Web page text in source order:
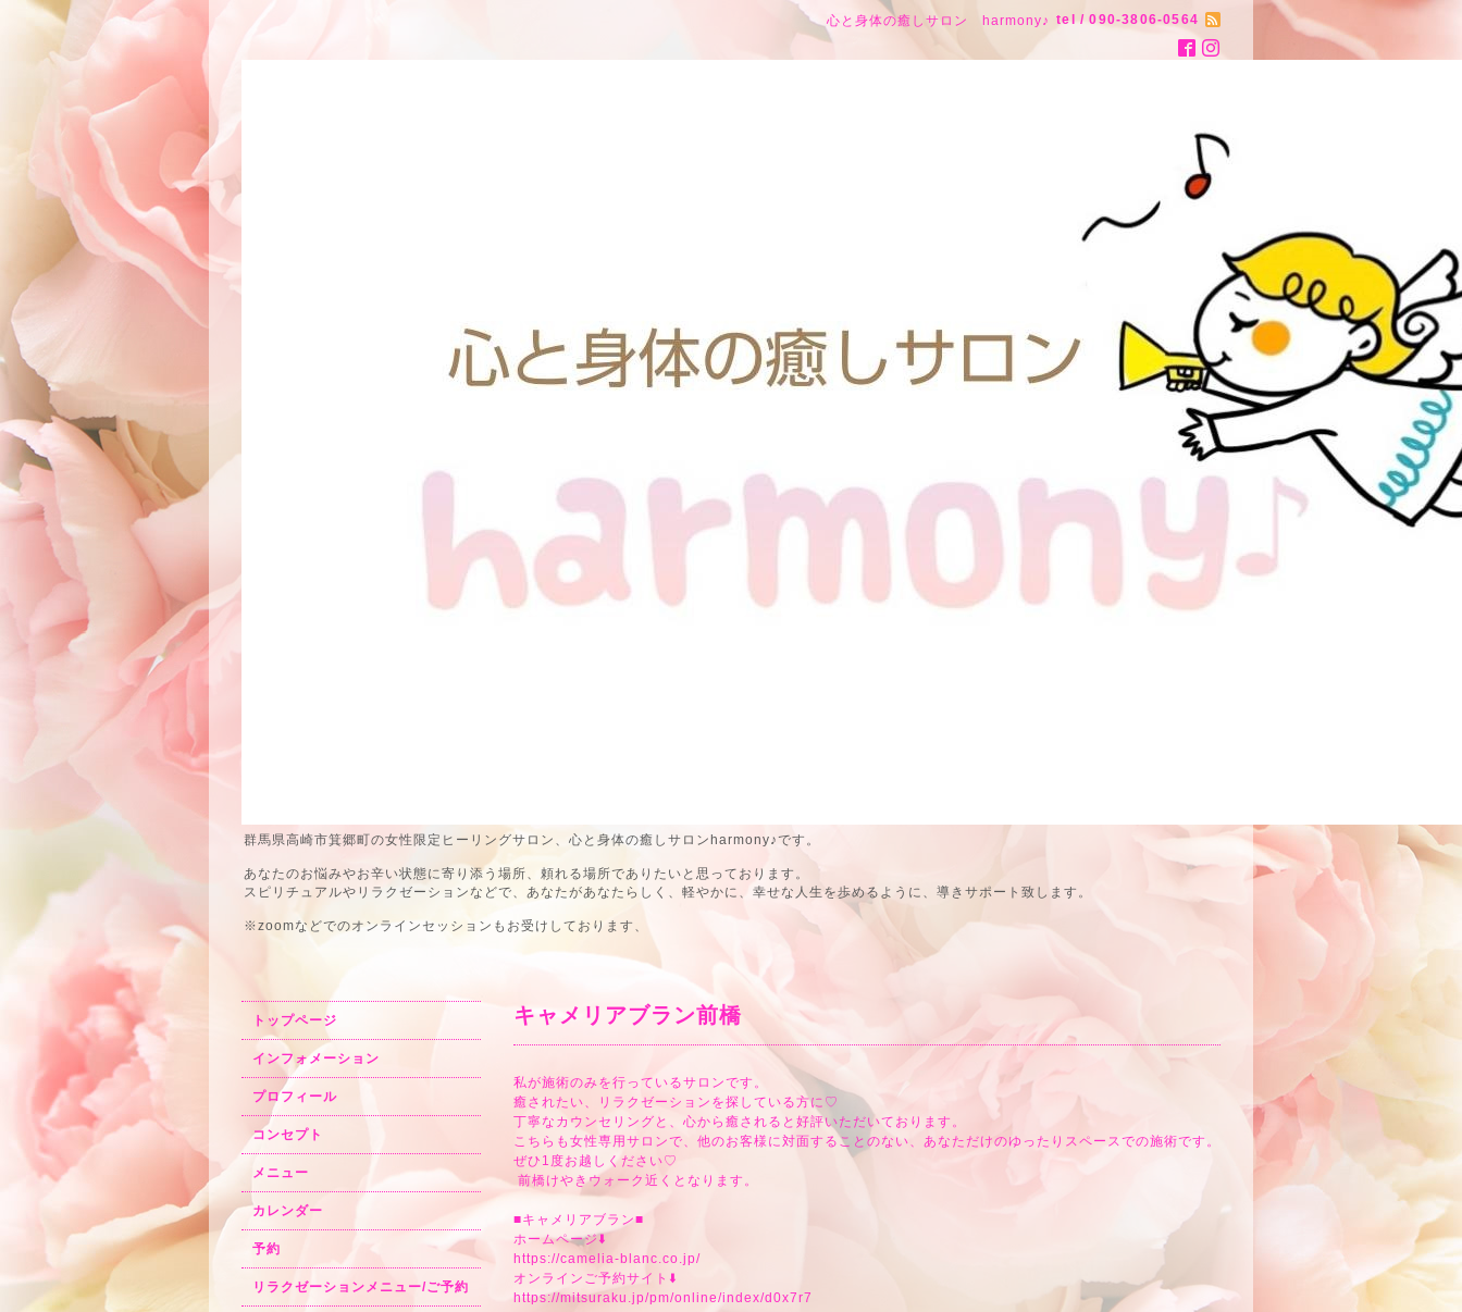
心と身体の癒しサロン harmony♪ tel / 090-3806-0564
群馬県高崎市箕郷町の女性限定ヒーリングサロン、心と身体の癒しサロンharmony♪です。
あなたのお悩みやお辛い状態に寄り添う場所、頼れる場所でありたいと思っております。
スピリチュアルやリラクゼーションなどで、あなたがあなたらしく、軽やかに、幸せな人生を歩めるように、導きサポート致します。
※zoomなどでのオンラインセッションもお受けしております、
キャメリアブラン前橋
私が施術のみを行っているサロンです。
癒されたい、リラクゼーションを探している方に♡
丁寧なカウンセリングと、心から癒されると好評いただいております。
こちらも女性専用サロンで、他のお客様に対面することのない、あなただけのゆったりスペースでの施術です。
ぜひ1度お越しください♡
前橋けやきウォーク近くとなります。
■キャメリアブラン■
ホームページ⬇️
https://camelia-blanc.co.jp/
オンラインご予約サイト⬇️
https://mitsuraku.jp/pm/online/index/d0x7r7
トップページ
インフォメーション
プロフィール
コンセプト
メニュー
カレンダー
予約
リラクゼーションメニュー/ご予約